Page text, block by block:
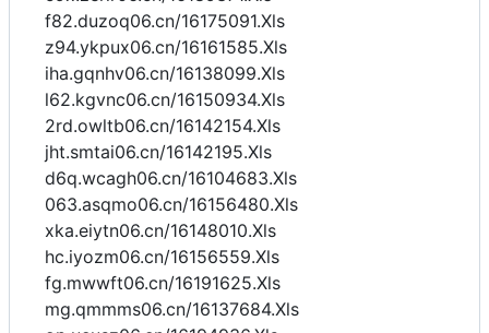
f82.duzoq06.cn/16175091.Xls
z94.ykpux06.cn/16161585.Xls
iha.gqnhv06.cn/16138099.Xls
l62.kgvnc06.cn/16150934.Xls
2rd.owltb06.cn/16142154.Xls
jht.smtai06.cn/16142195.Xls
d6q.wcagh06.cn/16104683.Xls
063.asqmo06.cn/16156480.Xls
xka.eiytn06.cn/16148010.Xls
hc.iyozm06.cn/16156559.Xls
fg.mwwft06.cn/16191625.Xls
mg.qmmms06.cn/16137684.Xls